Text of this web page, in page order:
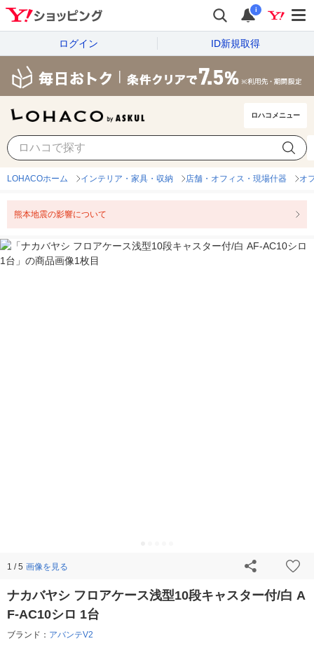
i
ログイン ID新規取得
ロハコメニュー
LOHACOホーム インテリア・家具・収納 店舗・オフィス・現場什器 オ
熊本地震の影響について
1 / 5 画像を見る
ナカバヤシ フロアケース浅型10段キャスター付/白 A
F-AC10シロ 1台
ブランド： アバンテV2